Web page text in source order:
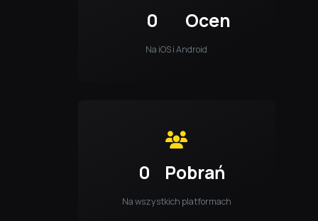
0 Ocen
Na iOS i Android
0 Pobrań
Na wszystkich platformach